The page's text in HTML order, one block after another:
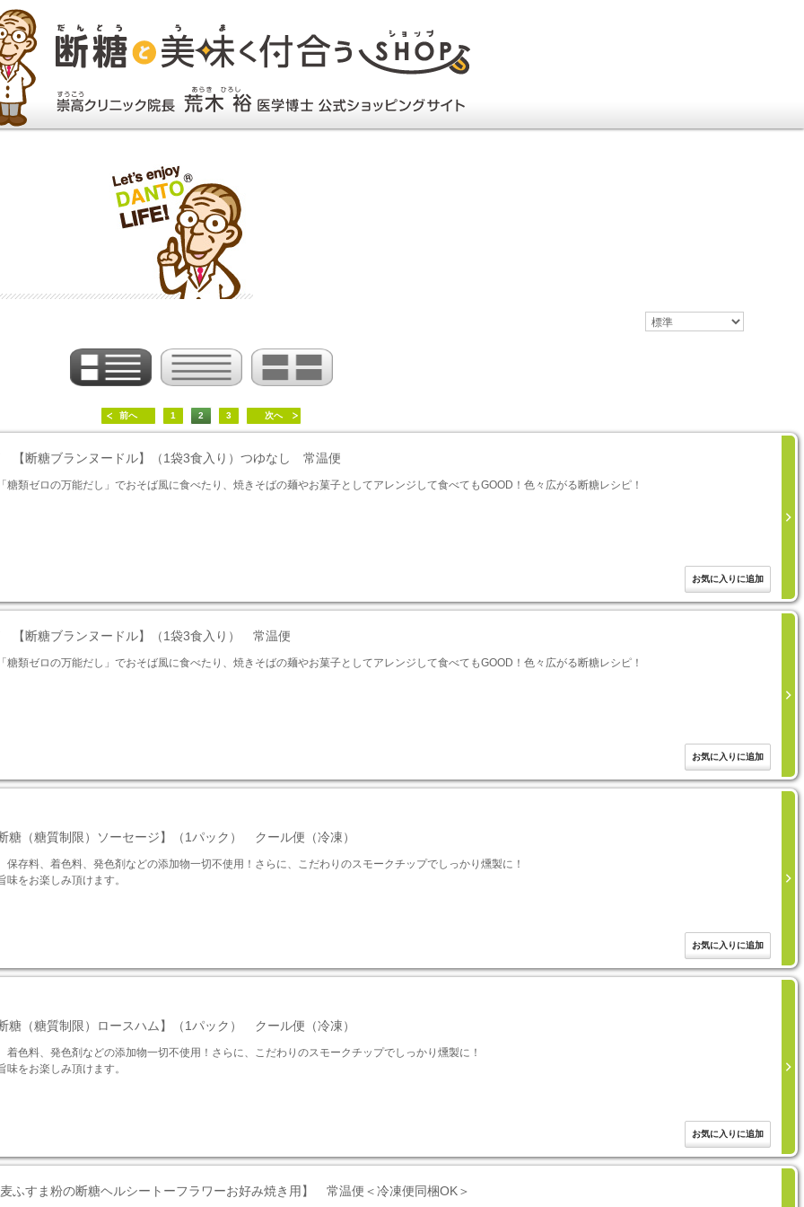
前へ 1 2 3 次へ
【断糖ブランヌードル】（1袋3食入り）つゆなし 常温便
類ゼロの万能だし」でおそば風に食べたり、焼きそばの麺やお菓子としてアレンジして食べてもGOOD！色々広がる断糖レシピ！
【断糖ブランヌードル】（1袋3食入り） 常温便
類ゼロの万能だし」でおそば風に食べたり、焼きそばの麺やお菓子としてアレンジして食べてもGOOD！色々広がる断糖レシピ！
（糖質制限）ソーセージ】（1パック） クール便（冷凍）
存料、着色料、発色剤などの添加物一切不使用！さらに、こだわりのスモークチップでしっかり燻製に！
をお楽しみ頂けます。
（糖質制限）ロースハム】（1パック） クール便（冷凍）
色料、発色剤などの添加物一切不使用！さらに、こだわりのスモークチップでしっかり燻製に！
をお楽しみ頂けます。
ふすま粉の断糖ヘルシートーフラワーお好み焼き用】 常温便＜冷凍便同梱OK＞